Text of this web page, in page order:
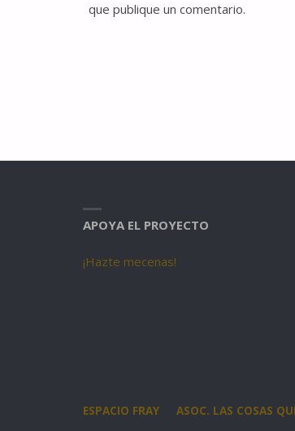
que publique un comentario.
APOYA EL PROYECTO
¡Hazte mecenas!
ESPACIO FRAY ASOC. LAS COSAS